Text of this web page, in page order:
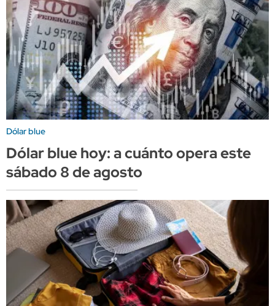
Dólar blue
Dólar blue hoy: a cuánto opera este
sábado 8 de agosto